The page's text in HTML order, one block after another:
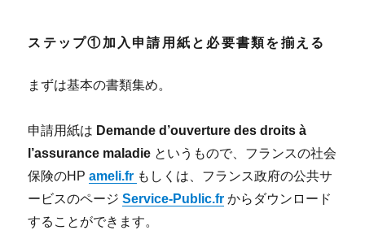
ステップ①加入申請用紙と必要書類を揃える
まずは基本の書類集め。
申請用紙は Demande d’ouverture des droits à
l’assurance maladie というもので、フランスの社会
保険のHPameli.fr もしくは、フランス政府の公共サ
ービスのページService-Public.fr からダウンロード
することができます。